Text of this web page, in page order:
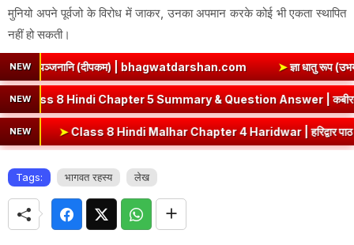
मुनियो अपने पूर्वजो के विरोध में जाकर, उनका अपमान करके कोई भी एकता स्थापित
नहीं हो सकती।
NEW
(दीपकम) | bhagwatdarshan.com ➤ज्ञा धातु रूप (उभयपदी) - १०
NEWKe Dohe Class 8 Hindi Chapter 5 Summary & Question
NEW
Class 8 Hindi Malhar Chapter 4 Haridwar | हरिद्वार पाठ का सारांश एवं
Tags: भागवत रहस्य लेख